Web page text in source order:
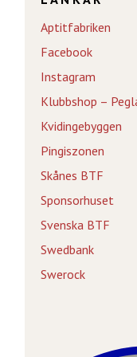
Aptitfabriken
Facebook
Instagram
Klubbshop –
Kvidingebyggen
Pingiszonen
Skånes BTF
Sponsorhuset
Svenska BTF
Swedbank
Swerock